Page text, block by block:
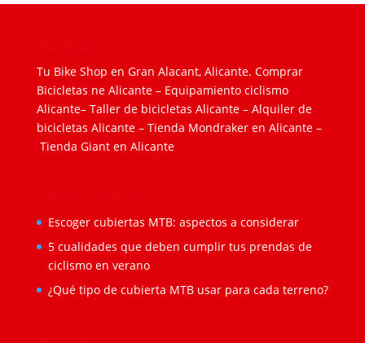
Tu Bike Shop en Gran Alacant, Alicante. Comprar
Bicicletas ne Alicante– Equipamiento ciclismo
Alicante– Taller de bicicletas Alicante– Alquiler de
bicicletas Alicante– Tienda Mondraker en Alicante–
Tienda Giant en Alicante
Escoger cubiertas MTB: aspectos a considerar
5 cualidades que deben cumplir tus prendas de
ciclismo en verano
¿Qué tipo de cubierta MTB usar para cada terreno?